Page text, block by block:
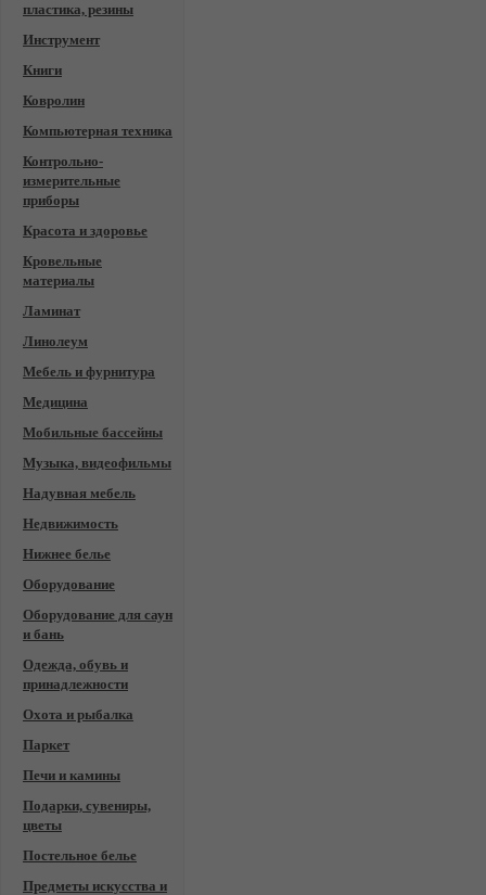
пластика, резины
Инструмент
Книги
Ковролин
Компьютерная техника
Контрольно-
измерительные
приборы
Красота и здоровье
Кровельные
материалы
Ламинат
Линолеум
Мебель и фурнитура
Медицина
Мобильные бассейны
Музыка, видеофильмы
Надувная мебель
Недвижимость
Нижнее белье
Оборудование
Оборудование для саун
и бань
Одежда, обувь и
принадлежности
Охота и рыбалка
Паркет
Печи и камины
Подарки, сувениры,
цветы
Постельное белье
Предметы искусства и